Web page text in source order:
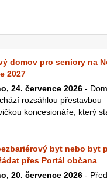
domov pro seniory na
2027
24. července 2026 -
rozsáhlou přestavbou
koncesionáře, který
byt nebo byt
přes Portál občana
20. července 2026 -